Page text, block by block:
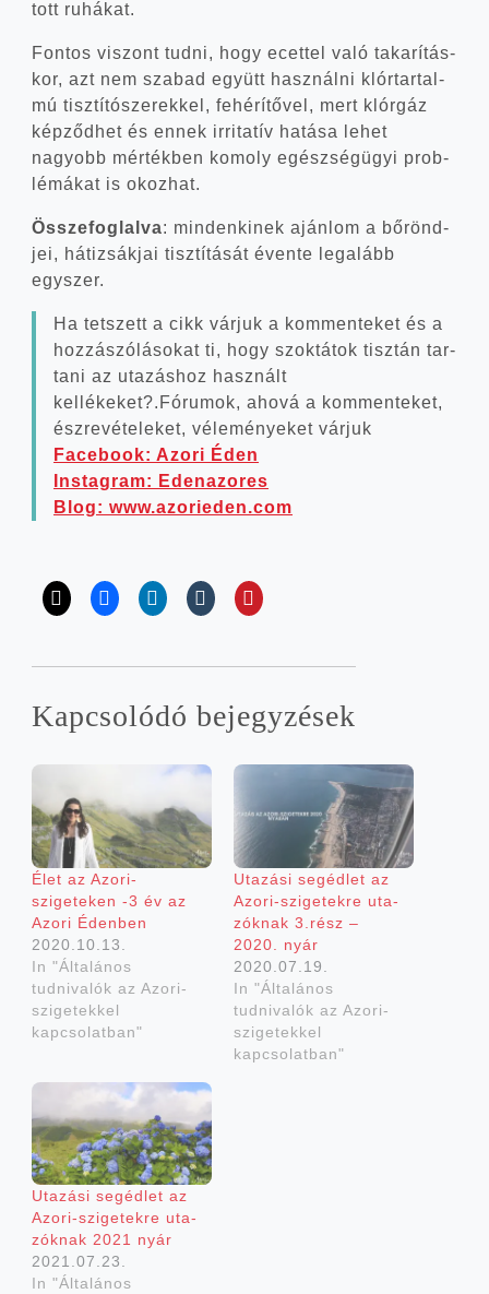
tott ruhákat.
Fon­tos viszont tud­ni, hogy ecet­tel való taka­rí­tás­
kor, azt nem sza­bad együtt hasz­nál­ni klór­tar­tal­
mú tisz­tí­tó­sze­rek­kel, fehé­rí­tő­vel, mert klór­gáz
kép­ződ­het és ennek irrita­tív hatá­sa lehet
nagyobb mér­ték­ben komoly egész­ség­ügyi prob­
lé­má­kat is okozhat.
Össze­fog­lal­va: min­den­ki­nek aján­lom a bőrönd­
jei, háti­zsák­jai tisz­tí­tá­sát éven­te leg­alább
egyszer.
Ha tet­szett a cikk vár­juk a kom­men­te­ket és a
hoz­zá­szó­lá­so­kat ti, hogy szok­tá­tok tisz­tán tar­
ta­ni az uta­zás­hoz hasz­nált
kellékeket?.Fórumok, aho­vá a kom­men­te­ket,
ész­re­vé­te­le­ket, véle­mé­nye­ket vár­juk
Face­book: Azo­ri Éden
Ins­ta­gram: Eden­az­or­es
Blog: www​.azorie​den​.com
Kap­cso­ló­dó bejegyzések
Élet az Azori-
szigeteken ‑3 év az
Azo­ri Édenben
2020.10.13.
In "Általános
tudnivalók az Azori-
szigetekkel
kapcsolatban"
Uta­zá­si segéd­let az
Azori-szigetekre uta­
zók­nak 3.rész –
2020. nyár
2020.07.19.
In "Általános
tudnivalók az Azori-
szigetekkel
kapcsolatban"
Uta­zá­si segéd­let az
Azori-szigetekre uta­
zók­nak 2021 nyár
2021.07.23.
In "Általános